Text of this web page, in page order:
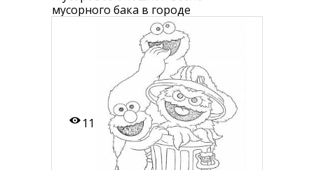
мусорного бака в городе
11